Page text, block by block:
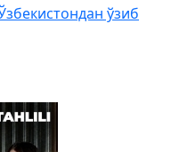
ўзиб